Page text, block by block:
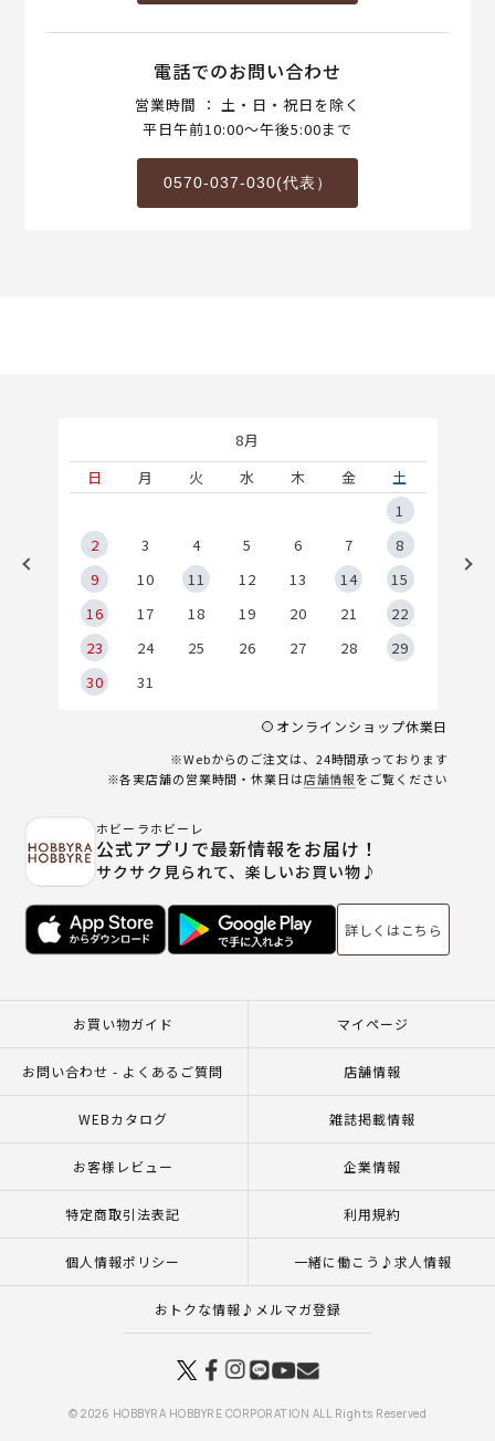
電話でのお問い合わせ
営業時間 ： 土・日・祝日を除く
平日午前10:00～午後5:00まで
0570-037-030(代表）
8月
日
月 火 水 木 金
土
1
2
3 4 5 6 7
8
9
10 11 12 13 14
15
16
17 18 19 20 21
22
23
24 25 26 27 28
29
30
31
オンラインショップ休業日
※Webからのご注文は、24時間承っております
※各実店舗の営業時間・休業日は店舗情報をご覧ください
ホビーラホビーレ
公式アプリで最新情報をお届け！
サクサク見られて、楽しいお買い物♪
詳しくはこちら
お買い物ガイド マイページ
お問い合わせ - よくあるご質問 店舗情報
WEBカタログ 雑誌掲載情報
お客様レビュー 企業情報
特定商取引法表記 利用規約
個人情報ポリシー 一緒に働こう♪求人情報
おトクな情報♪メルマガ登録
© 2026 HOBBYRA HOBBYRE CORPORATION ALL Rights Reserved